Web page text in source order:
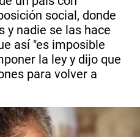
social, donde
y nadie se las hace
así "es imposible
la ley y dijo que
para volver a